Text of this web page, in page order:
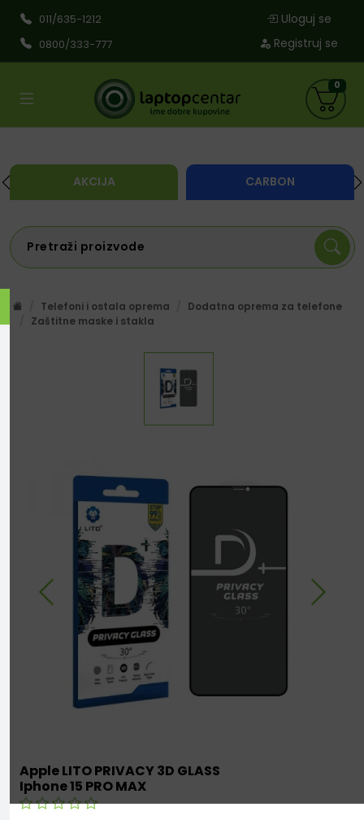
011/635-1212
0800/333-777
Uloguj se
Registruj se
AKCIJA CARBON
0
Telefoni i ostala oprema
Dodatna oprema za telefone
Zaštitne maske i stakla
Apple LITO PRIVACY 3D GLASS
Iphone 15 PRO MAX